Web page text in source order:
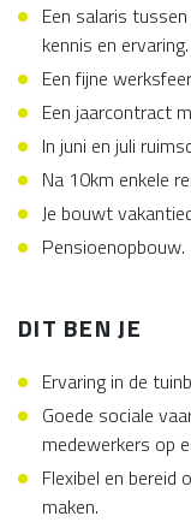
Een salaris
kennis en ervaring.
Een fijne
Een jaarcontract
In juni en juli
Na 10km enkele
Je bouwt
Pensioenopbouw.
DIT BEN JE
Ervaring in de
Goede sociale
medewerkers op
Flexibel en bereid
maken.